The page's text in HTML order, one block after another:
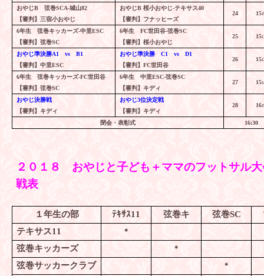
おやじB弦巻SCA-城山82 おやじB 桜小おやじ-テキサス40
24
【審判】三宿小おやじ
【審判】フナッヒーズ
6年生 弦巻キッカーズ-中里ESC 6年生 FC世田谷-弦巻SC
25
【審判】弦巻SC
【審判】桜小おやじ
おやじ準決勝A1 vs B1 おやじ準決勝 C1 vs
D1
26
【審判】中里ESC 【審判】 FC世田谷
6年生 弦巻キッカーズ-FC世田谷 6年生 中里ESC-弦巻SC
27
【審判】弦巻SC
【審判】キディ
おやじ決勝戦
おやじ3位決定戦
28
【審判】キディ
【審判】キディ
閉会・表彰式
16:30
２０１８ おやじと子ども＋ママのフットサル
戦表
１年生の部 ﾃｷｻｽ11 弦巻キ 弦巻SC
テキサス11 ＊
弦巻キッカーズ ＊
弦巻サッカークラブ ＊